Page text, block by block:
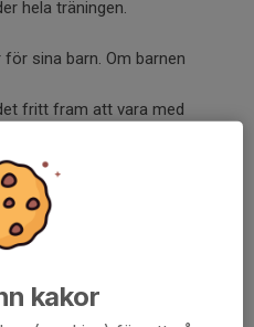
hela träningen.
sina barn. Om barnen
fritt fram att vara med
på läktaravstånd går det
- äldre syskon får vara med
med om föräldrarna visar
kakor